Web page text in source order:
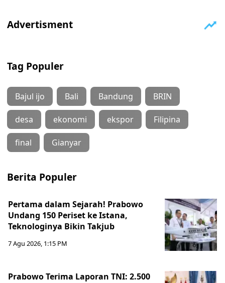
Tag Populer
Bajul ijo Bali Bandung BRIN
desa ekonomi ekspor Filipina
final Gianyar
Berita Populer
Pertama dalam Sejarah! Prabowo
Undang 150 Periset ke Istana,
Teknologinya Bikin Takjub
7 Agu 2026, 1:15 PM
Prabowo Terima Laporan TNI: 2.500